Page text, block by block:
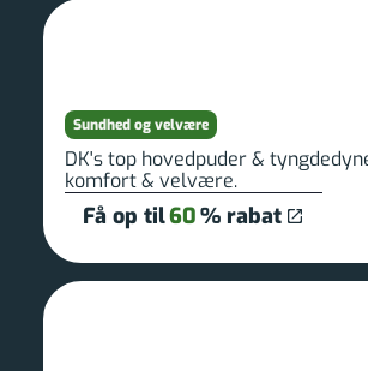
Sundhed og velvære
DK's top hovedpuder &
komfort & velvære.
Få op til60% rabat